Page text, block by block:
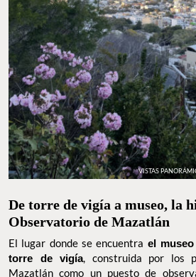
VISTAS
De torre de vigía a
Observatorio de